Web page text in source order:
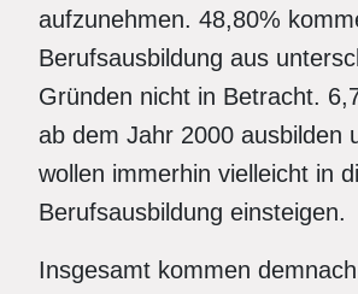
aufzunehmen. 48,80%
Berufsausbildung aus
Gründen nicht in Betracht.
ab dem Jahr 2000 ausbilden
wollen immerhin vielleicht in
Berufsausbildung einsteigen.
Insgesamt kommen